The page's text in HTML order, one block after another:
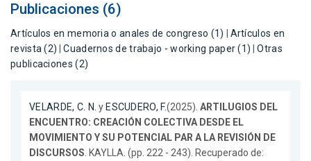
Publicaciones (6)
Artículos en memoria o anales de congreso (1)
Artículos en
revista (2) |Cuadernos de trabajo - working paper (1) |Otras
publicaciones (2)
VELARDE, C. N. y ESCUDERO, F.(2025). ARTILUGIOS DEL
ENCUENTRO: CREACIÓN COLECTIVA DESDE EL
MOVIMIENTO Y SU POTENCIAL PAR A LA REVISIÓN DE
DISCURSOS . KAYLLA. (pp. 222 - 243). Recuperado de: